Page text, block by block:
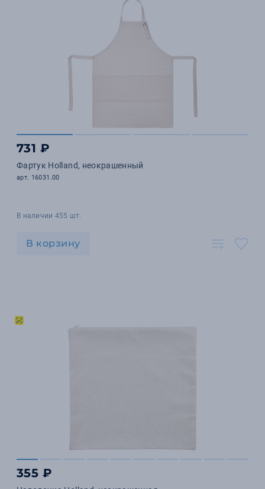
731 ₽
Фартук Holland, неокрашенный
арт. 16031.00
В наличии 455 шт.
В корзину
355 ₽